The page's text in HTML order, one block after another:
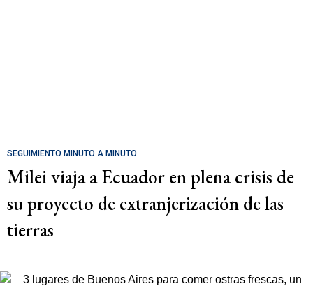
SEGUIMIENTO MINUTO A MINUTO
Milei viaja a Ecuador en plena crisis de
su proyecto de extranjerización de las
tierras